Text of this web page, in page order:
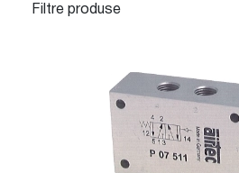
Filtre produse